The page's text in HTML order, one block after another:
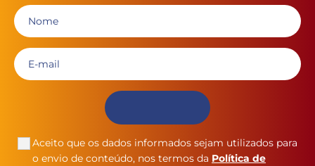
Aceito que os dados informados sejam utilizados para
o envio de conteúdo, nos termos da Política de